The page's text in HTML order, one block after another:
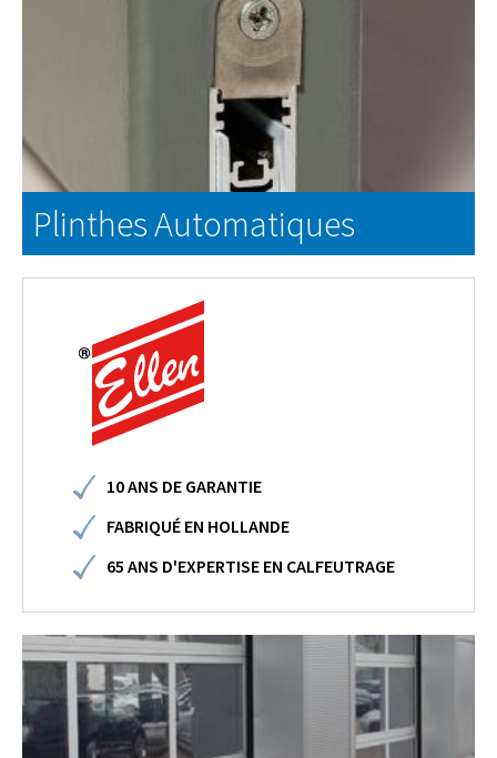
Plinthes Automatiques
10 ANS DE GARANTIE
FABRIQUÉ EN HOLLANDE
65 ANS D'EXPERTISE EN CALFEUTRAGE